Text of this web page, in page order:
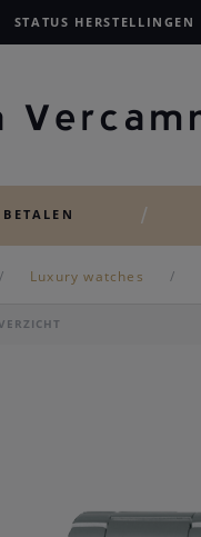
STATUS HERSTELLINGEN
Luxury watches